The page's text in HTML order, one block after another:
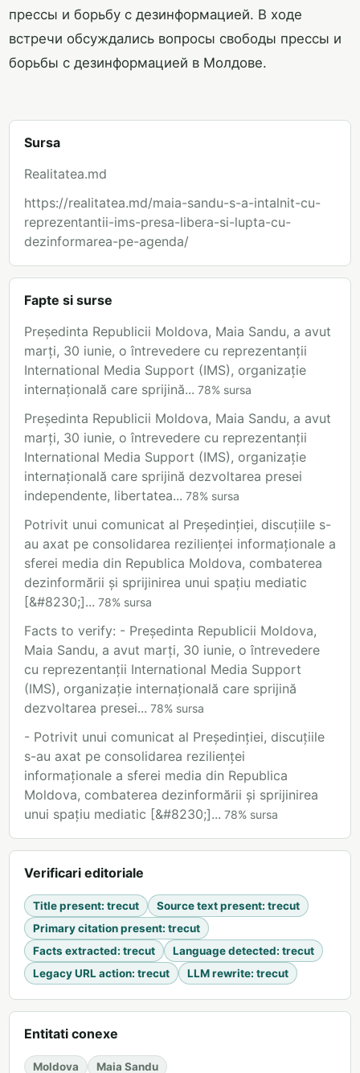
прессы и борьбу с дезинформацией. В ходе
встречи обсуждались вопросы свободы прессы и
борьбы с дезинформацией в Молдове.
Sursa
Realitatea.md
https://realitatea.md/maia-sandu-s-a-intalnit-cu-
reprezentantii-ims-presa-libera-si-lupta-cu-
dezinformarea-pe-agenda/
Fapte si surse
Președinta Republicii Moldova, Maia Sandu, a avut
marți, 30 iunie, o întrevedere cu reprezentanții
International Media Support (IMS), organizație
internațională care sprijină... 78% sursa
Președinta Republicii Moldova, Maia Sandu, a avut
marți, 30 iunie, o întrevedere cu reprezentanții
International Media Support (IMS), organizație
internațională care sprijină dezvoltarea presei
independente, libertatea... 78% sursa
Potrivit unui comunicat al Președinției, discuțiile s-
au axat pe consolidarea rezilienței informaționale a
sferei media din Republica Moldova, combaterea
dezinformării și sprijinirea unui spațiu mediatic
[&#8230;]... 78% sursa
Facts to verify: - Președinta Republicii Moldova,
Maia Sandu, a avut marți, 30 iunie, o întrevedere
cu reprezentanții International Media Support
(IMS), organizație internațională care sprijină
dezvoltarea presei... 78% sursa
- Potrivit unui comunicat al Președinției, discuțiile
s-au axat pe consolidarea rezilienței
informaționale a sferei media din Republica
Moldova, combaterea dezinformării și sprijinirea
unui spațiu mediatic [&#8230;]... 78% sursa
Verificari editoriale
Title present: trecut Source text present: trecut
Primary citation present: trecut
Facts extracted: trecut Language detected: trecut
Legacy URL action: trecut LLM rewrite: trecut
Entitati conexe
Moldova Maia Sandu